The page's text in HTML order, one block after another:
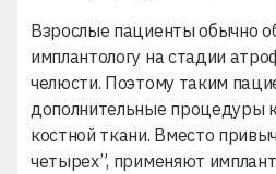
Взрослые пациенты обычно
имплантологу на стадии
челюсти. Поэтому таким
дополнительные процедуры
костной ткани. Вместо
четырех”, применяют